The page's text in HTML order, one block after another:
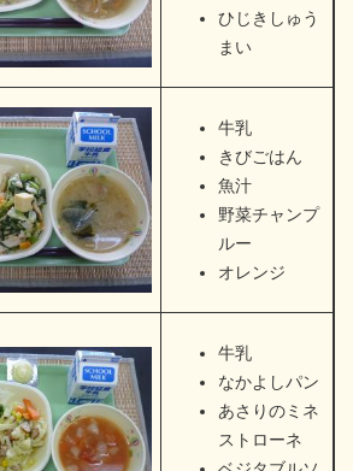
ひじきしゅう
まい
牛乳
きびごはん
魚汁
野菜チャンプ
ルー
オレンジ
牛乳
なかよしパン
あさりのミネ
ストローネ